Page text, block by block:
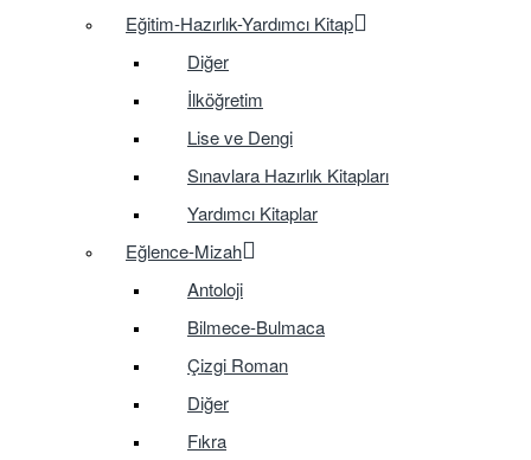
Eğitim-Hazırlık-Yardımcı Kitap
Diğer
İlköğretim
Lise ve Dengi
Sınavlara Hazırlık Kitapları
Yardımcı Kitaplar
Eğlence-Mizah
Antoloji
Bilmece-Bulmaca
Çizgi Roman
Diğer
Fıkra